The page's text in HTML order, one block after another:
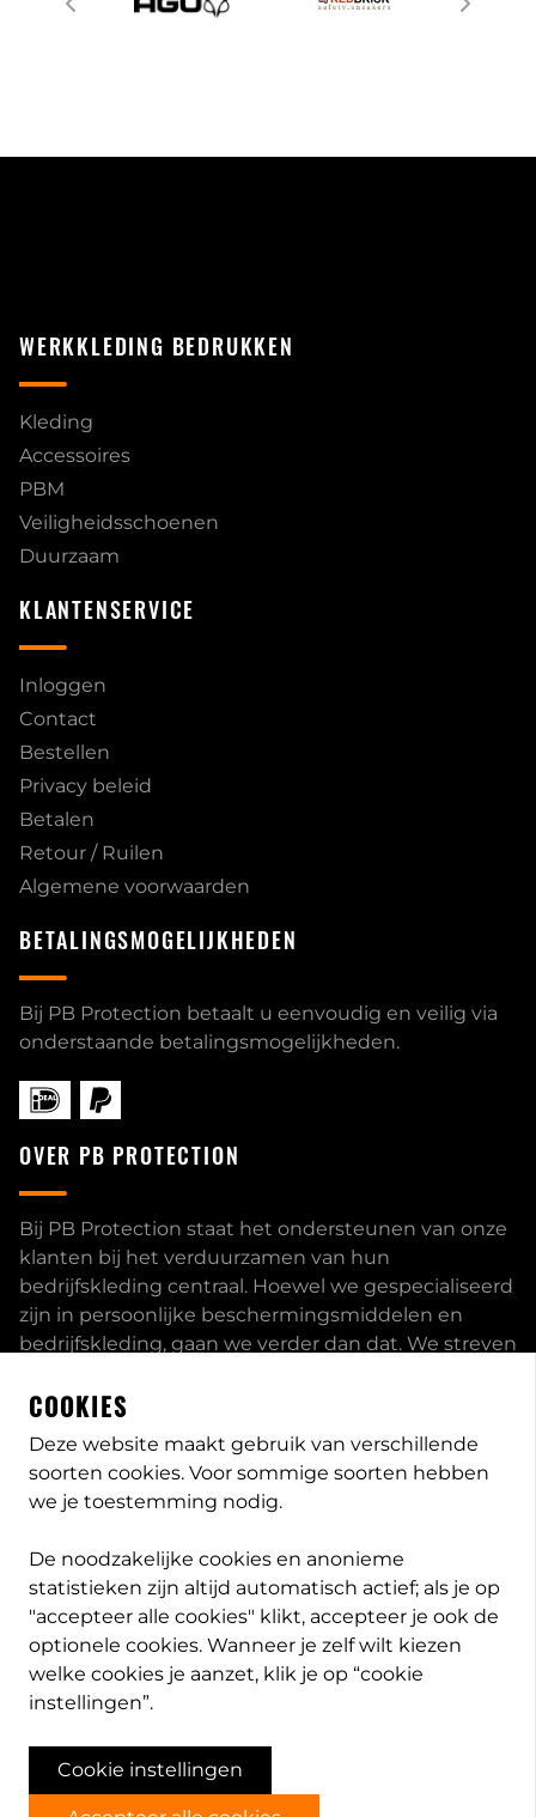
WERKKLEDING BEDRUKKEN
Kleding
Accessoires
PBM
Veiligheidsschoenen
Duurzaam
KLANTENSERVICE
Inloggen
Contact
Bestellen
Privacy beleid
Betalen
Retour / Ruilen
Algemene voorwaarden
BETALINGSMOGELIJKHEDEN
Bij PB Protection betaalt u eenvoudig en veilig via
onderstaande betalingsmogelijkheden.
OVER PB PROTECTION
Bij PB Protection staat het ondersteunen van onze
klanten bij het verduurzamen van hun
bedrijfskleding centraal. Hoewel we gespecialiseerd
zijn in persoonlijke beschermingsmiddelen en
bedrijfskleding, gaan we verder dan dat. We streven
bieden een uitgebreid servicepakket aan, inclusief
Dit zijn enkele van onze mogelijkheden. Heeft u
speciale wensen, neemcontact
PB-Protection
info@pb-protection.nl
040 2063026
COOKIES
Deze website maakt gebruik van verschillende
soorten cookies. Voor sommige soorten hebben
we je toestemming nodig.
De noodzakelijke cookies en anonieme
statistieken zijn altijd automatisch actief; als je op
"accepteer alle cookies" klikt, accepteer je ook de
optionele cookies. Wanneer je zelf wilt kiezen
welke cookies je aanzet, klik je op “cookie
instellingen”.
Cookie instellingen